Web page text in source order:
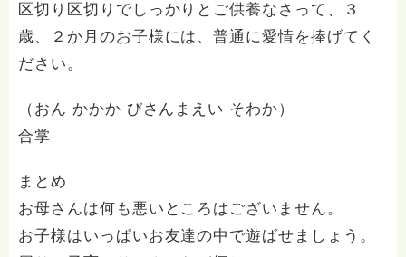
区切り区切りでしっかりとご供養なさって、３
歳、２か月のお子様には、普通に愛情を捧げてく
ださい。
（おん かかか びさんまえい そわか）
合掌
まとめ
お母さんは何も悪いところはございません。
お子様はいっぱいお友達の中で遊ばせましょう。